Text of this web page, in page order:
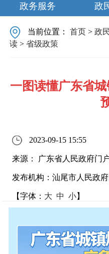
政务服务
政
当前位置：首页 >政
读 >省级政策
一图读懂广东省
2023-09-15 15:55
来源： 广东省人民政府门
发布机构：汕尾市人民政
【字体： 大 中 小】